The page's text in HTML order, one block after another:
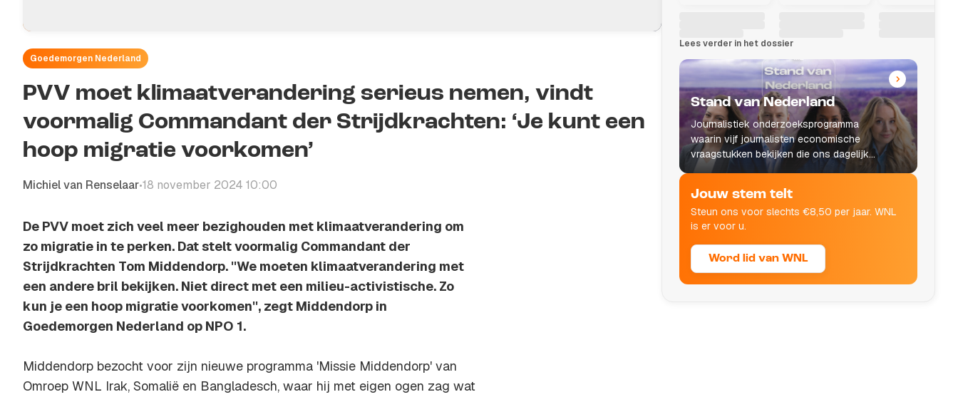
Goedemorgen Nederland
PVV moet klimaatverandering serieus nemen, vindt
voormalig Commandant der Strijdkrachten: ‘Je kunt een
hoop migratie voorkomen’
Michiel van Renselaar•18 november 2024 10:00
De PVV moet zich veel meer bezighouden met klimaatverandering om
zo migratie in te perken. Dat stelt voormalig Commandant der
Strijdkrachten Tom Middendorp. ''We moeten klimaatverandering met
een andere bril bekijken. Niet direct met een milieu-activistische. Zo
kun je een hoop migratie voorkomen'', zegt Middendorp in
Goedemorgen Nederland op NPO 1.
Middendorp bezocht voor zijn nieuwe programma 'Missie Middendorp' van
Omroep WNL Irak, Somalië en Bangladesch, waar hij met eigen ogen zag wat
Lees verder in het dossier
Stand van Nederland
Journalistiek onderzoeksprogramma
waarin vijf journalisten economische
vraagstukken bekijken die ons dagelijks
leven raken.
Jouw stem telt
Steun ons voor slechts €8,50 per jaar. WNL
is er voor u.
Word lid van WNL